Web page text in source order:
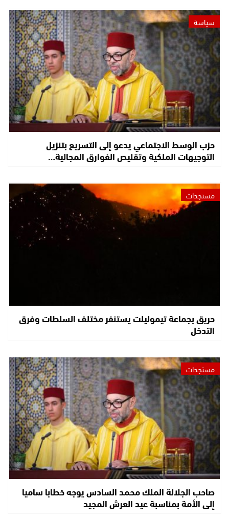
سياسة
حزب الوسط الاجتماعي يدعو إلى التسريع بتنزيل
التوجيهات الملكية وتقليص الفوارق المجالية…
مستجدات
حريق بجماعة تيموليلت يستنفر مختلف السلطات وفرق
التدخل
مستجدات
صاحب الجلالة الملك محمد السادس يوجه خطابا ساميا
إلى الأمة بمناسبة عيد العرش المجيد